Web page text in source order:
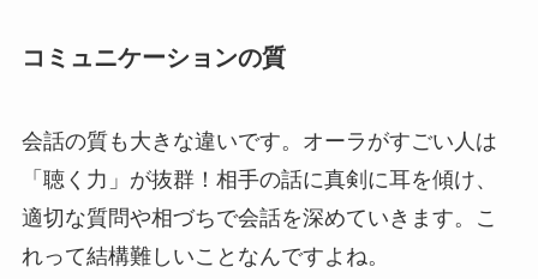
コミュニケーションの質
会話の質も大きな違いです。オーラがすごい人は
「聴く力」が抜群！相手の話に真剣に耳を傾け、
適切な質問や相づちで会話を深めていきます。こ
れって結構難しいことなんですよね。